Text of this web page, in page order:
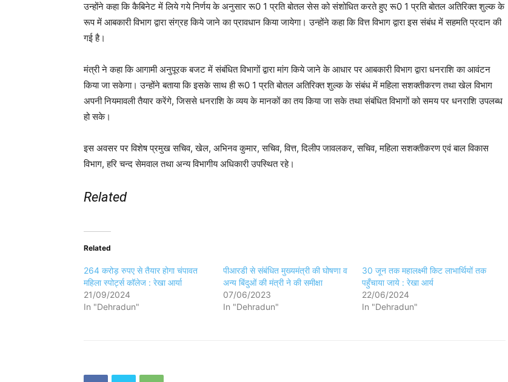
उन्होंने कहा कि कैबिनेट में लिये गये निर्णय के अनुसार रू0 1 प्रति बोतल सेस को संशोधित करते हुए रू0 1 प्रति बोतल अतिरिक्त शुल्क के
रूप में आबकारी विभाग द्वारा संग्रह किये जाने का प्रावधान किया जायेगा। उन्होंने कहा कि वित्त विभाग द्वारा इस संबंध में सहमति प्रदान की
गई है।
मंत्री ने कहा कि आगामी अनुपूरक बजट में संबंधित विभागों द्वारा मांग किये जाने के आधार पर आबकारी विभाग द्वारा धनराशि का आवंटन
किया जा सकेगा। उन्होंने बताया कि इसके साथ ही रू0 1 प्रति बोतल अतिरिक्त शुल्क के संबंध में महिला सशक्तीकरण तथा खेल विभाग
अपनी नियमावली तैयार करेंगे, जिससे धनराशि के व्यय के मानकों का तय किया जा सके तथा संबंधित विभागों को समय पर धनराशि उपलब्ध
हो सके।
इस अवसर पर विशेष प्रमुख सचिव, खेल, अभिनव कुमार, सचिव, वित्त, दिलीप जावलकर, सचिव, महिला सशक्तीकरण एवं बाल विकास
विभाग, हरि चन्द सेमवाल तथा अन्य विभागीय अधिकारी उपस्थित रहे।
Related
Related
264 करोड़ रुपए से तैयार होगा चंपावत
महिला स्पोर्ट्स कॉलेज : रेखा आर्या
21/09/2024
In "Dehradun"
पीआरडी से संबंधित मुख्यमंत्री की घोषणा व
अन्य बिंदुओं की मंत्री ने की समीक्षा
07/06/2023
In "Dehradun"
30 जून तक महालक्ष्मी किट लाभार्थियों तक
पहुँचाया जाये : रेखा आर्य
22/06/2024
In "Dehradun"